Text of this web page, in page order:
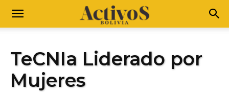
TeCNIa Liderado por
Mujeres